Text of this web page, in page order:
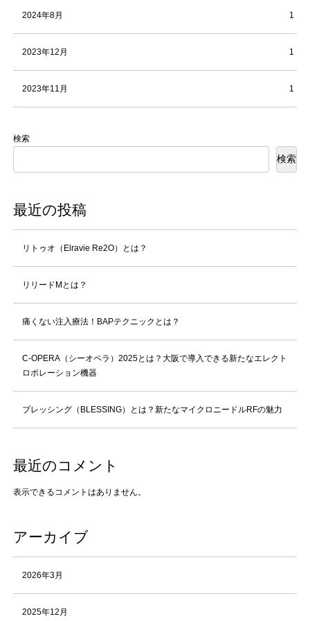
2024年8月 1
2023年12月 1
2023年11月 1
検索
検索
最近の投稿
リトゥオ（Elravie Re2O）とは？
リリードMとは？
痛くない注入療法！BAPテクニックとは？
C-OPERA（シーオペラ）2025とは？大阪で導入できる新たなエレクト
ロポレーション機器
ブレッシング（BLESSING）とは？新たなマイクロニードルRFの魅力
最近のコメント
表示できるコメントはありません。
アーカイブ
2026年3月
2025年12月